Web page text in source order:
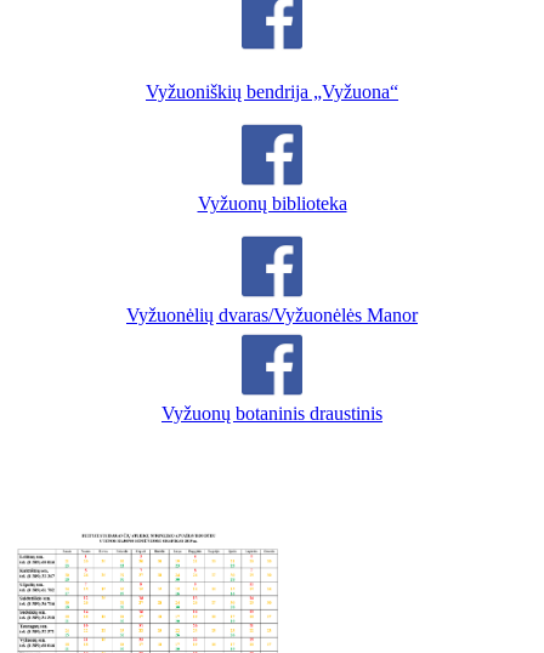
Vyžuoniškių bendrija „Vyžuona“
Vyžuonų biblioteka
Vyžuonėlių dvaras/Vyžuonėlės Manor
Vyžuonų botaninis draustinis